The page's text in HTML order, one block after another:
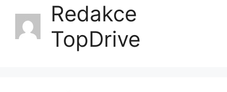
Redakce
TopDrive